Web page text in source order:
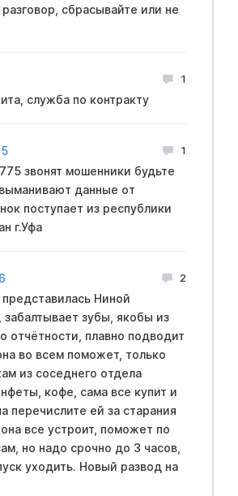
сбрасывайте или не
1
служба по контракту
1
звонят мошенники будьте
данные от
поступает из республики
г.Уфа
2
Ниной
забалтывает зубы, якобы из
отчётности, плавно подводит
во всем поможет, только
из соседнего отдела
кофе, сама все купит и
перечислите ей за старания
все устроит, поможет по
но надо срочно до 3 часов,
уходить. Новый развод на